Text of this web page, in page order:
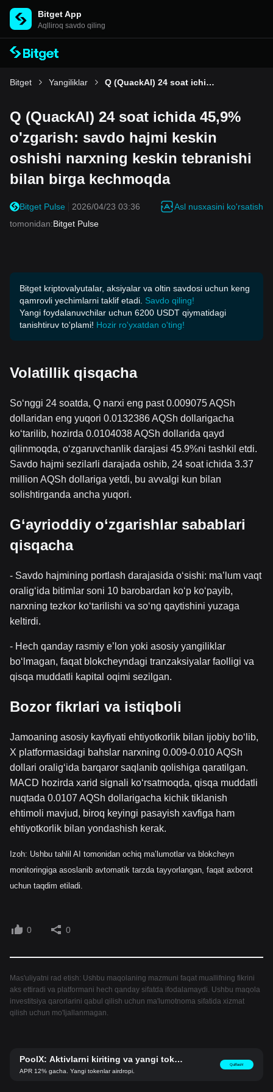
Bitget App
Aqlliroq savdo qiling
Bitget Yangiliklar Q (QuackAI) 24 soat ichida 45,9% o'zgarish: savdo hajmi keskin oshishi narxning keskin tebranishi bilan birga kechmoqda
Q (QuackAI) 24 soat ichida 45,9%
o'zgarish: savdo hajmi keskin
oshishi narxning keskin tebranishi
bilan birga kechmoqda
Bitget Pulse 2026/04/23 03:36
Asl nusxasini ko'rsatish
tomonidan:Bitget Pulse
Bitget kriptovalyutalar, aksiyalar va oltin savdosi uchun keng
qamrovli yechimlarni taklif etadi. Savdo qiling!
Yangi foydalanuvchilar uchun 6200 USDT qiymatidagi
tanishtiruv to'plami! Hozir ro'yxatdan o'ting!
Volatillik qisqacha
So‘nggi 24 soatda, Q narxi eng past 0.009075 AQSh
dollaridan eng yuqori 0.0132386 AQSh dollarigacha
ko‘tarilib, hozirda 0.0104038 AQSh dollarida qayd
qilinmoqda, o‘zgaruvchanlik darajasi 45.9%ni tashkil etdi.
Savdo hajmi sezilarli darajada oshib, 24 soat ichida 3.37
million AQSh dollariga yetdi, bu avvalgi kun bilan
solishtirganda ancha yuqori.
G‘ayrioddiy o‘zgarishlar sabablari
qisqacha
- Savdo hajmining portlash darajasida o‘sishi: ma’lum vaqt
oralig‘ida bitimlar soni 10 barobardan ko‘p ko‘payib,
narxning tezkor ko‘tarilishi va so‘ng qaytishini yuzaga
keltirdi.
- Hech qanday rasmiy e’lon yoki asosiy yangiliklar
bo‘lmagan, faqat blokcheyndagi tranzaksiyalar faolligi va
qisqa muddatli kapital oqimi sezilgan.
Bozor fikrlari va istiqboli
Jamoaning asosiy kayfiyati ehtiyotkorlik bilan ijobiy bo‘lib,
X platformasidagi bahslar narxning 0.009-0.010 AQSh
dollari oralig‘ida barqaror saqlanib qolishiga qaratilgan.
MACD hozirda xarid signali ko‘rsatmoqda, qisqa muddatli
nuqtada 0.0107 AQSh dollarigacha kichik tiklanish
ehtimoli mavjud, biroq keyingi pasayish xavfiga ham
ehtiyotkorlik bilan yondashish kerak.
Izoh: Ushbu tahlil AI tomonidan ochiq ma’lumotlar va blokcheyn
monitoringiga asoslanib avtomatik tarzda tayyorlangan, faqat axborot
uchun taqdim etiladi.
0 0
Mas'uliyatni rad etish: Ushbu maqolaning mazmuni faqat muallifning fikrini
aks ettiradi va platformani hech qanday sifatda ifodalamaydi. Ushbu maqola
investitsiya qarorlarini qabul qilish uchun ma'lumotnoma sifatida xizmat
qilish uchun mo'ljallanmagan.
PoolX: Aktivlarni kiriting va yangi tokenl
ar oling.
APR 12% gacha. Yangi tokenlar airdropi.
Qulflash!